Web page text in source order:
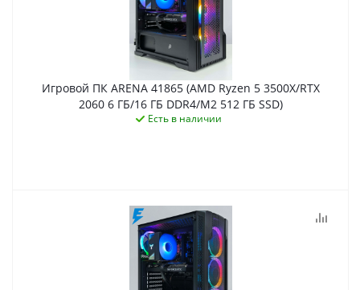
Игровой ПК ARENA 41865 (AMD Ryzen 5 3500X/RTX
2060 6 ГБ/16 ГБ DDR4/M2 512 ГБ SSD)
Есть в наличии